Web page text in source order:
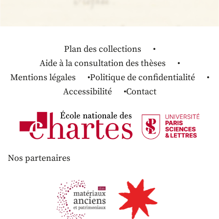
Plan des collections
Aide à la consultation des thèses
Mentions légales
Politique de confidentialité
Accessibilité
Contact
Nos partenaires